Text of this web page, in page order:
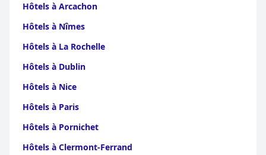
Hôtels à Arcachon
Hôtels à Nîmes
Hôtels à La Rochelle
Hôtels à Dublin
Hôtels à Nice
Hôtels à Paris
Hôtels à Pornichet
Hôtels à Clermont-Ferrand